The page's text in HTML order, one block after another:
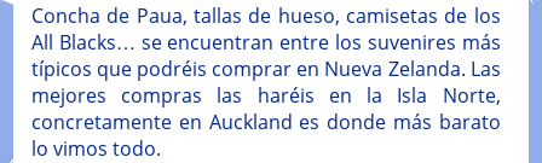
Concha de Paua, tallas de hueso, camisetas de los
All Blacks… se encuentran entre los suvenires más
típicos que podréis comprar en Nueva Zelanda. Las
mejores compras las haréis en la Isla Norte,
concretamente en Auckland es donde más barato
lo vimos todo.